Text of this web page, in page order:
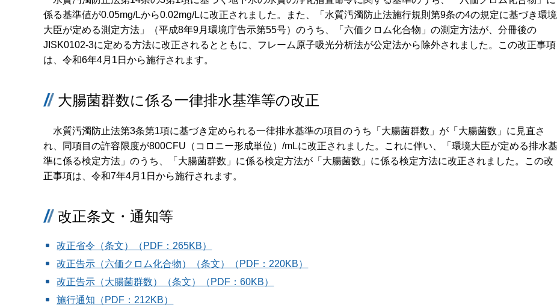
係る基準値が0.05mg/Lから0.02mg/Lに改正されました。また、「水質汚濁防止法施行規則第9条の4の規定に基づき環境
大臣が定める測定方法」（平成8年9月環境庁告示第55号）のうち、「六価クロム化合物」の測定方法が、分冊後の
JISK0102-3に定める方法に改正されるとともに、フレーム原子吸光分析法が公定法から除外されました。この改正事項
は、令和6年4月1日から施行されます。
大腸菌群数に係る一律排水基準等の改正
水質汚濁防止法第3条第1項に基づき定められる一律排水基準の項目のうち「大腸菌群数」が「大腸菌数」に見直さ
れ、同項目の許容限度が800CFU（コロニー形成単位）/mLに改正されました。これに伴い、「環境大臣が定める排水基
準に係る検定方法」のうち、「大腸菌群数」に係る検定方法が「大腸菌数」に係る検定方法に改正されました。この改
正事項は、令和7年4月1日から施行されます。
改正条文・通知等
改正省令（条文）（PDF：265KB）
改正告示（六価クロム化合物）（条文）（PDF：220KB）
改正告示（大腸菌群数）（条文）（PDF：60KB）
施行通知（PDF：212KB）